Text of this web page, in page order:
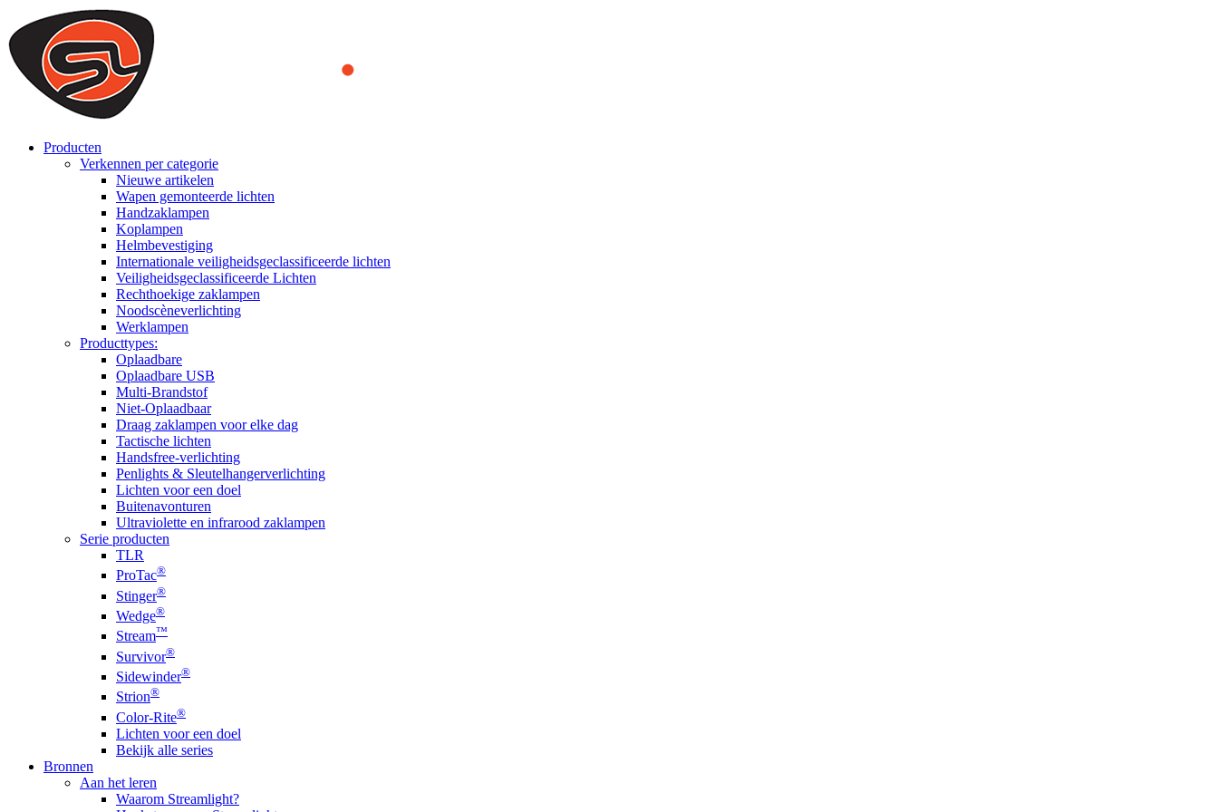
We use cookies to ensure that we provide you the best experience on our website. By continuing to browse this website, you accept that cookies are used to help us analyze how the website is used and to offer
you a better experience. To learn more or to find out how you can disable cookies, you can access our
ACCEPT AND CLOSE
Producten
Verkennen per categorie
Nieuwe artikelen
Wapen gemonteerde lichten
Handzaklampen
Koplampen
Helmbevestiging
Internationale veiligheidsgeclassificeerde lichten
Veiligheidsgeclassificeerde Lichten
Rechthoekige zaklampen
Noodscèneverlichting
Werklampen
Producttypes:
Oplaadbare
Oplaadbare USB
Multi-Brandstof
Niet-Oplaadbaar
Draag zaklampen voor elke dag
Tactische lichten
Handsfree-verlichting
Penlights & Sleutelhangerverlichting
Lichten voor een doel
Buitenavonturen
Ultraviolette en infrarood zaklampen
Serie producten
TLR
ProTac®
Stinger®
Wedge®
Stream™
Survivor®
Sidewinder®
Strion®
Color-Rite®
Lichten voor een doel
Bekijk alle series
Bronnen
Aan het leren
Waarom Streamlight?